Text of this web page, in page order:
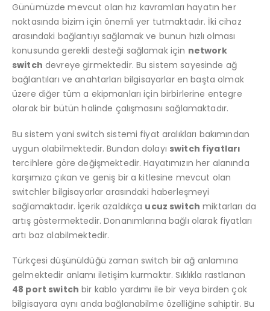
Günümüzde mevcut olan hız kavramları hayatın her
noktasında bizim için önemli yer tutmaktadır. İki cihaz
arasındaki bağlantıyı sağlamak ve bunun hızlı olması
konusunda gerekli desteği sağlamak için network
switch devreye girmektedir. Bu sistem sayesinde ağ
bağlantıları ve anahtarları bilgisayarlar en başta olmak
üzere diğer tüm a ekipmanları için birbirlerine entegre
olarak bir bütün halinde çalışmasını sağlamaktadır.
Bu sistem yani switch sistemi fiyat aralıkları bakımından
uygun olabilmektedir. Bundan dolayı switch fiyatları
tercihlere göre değişmektedir. Hayatımızın her alanında
karşımıza çıkan ve geniş bir a kitlesine mevcut olan
switchler bilgisayarlar arasındaki haberleşmeyi
sağlamaktadır. İçerik azaldıkça ucuz switch miktarları da
artış göstermektedir. Donanımlarına bağlı olarak fiyatları
artı baz alabilmektedir.
Türkçesi düşünüldüğü zaman switch bir ağ anlamına
gelmektedir anlamı iletişim kurmaktır. Sıklıkla rastlanan
48 port switch bir kablo yardımı ile bir veya birden çok
bilgisayara aynı anda bağlanabilme özelliğine sahiptir. Bu